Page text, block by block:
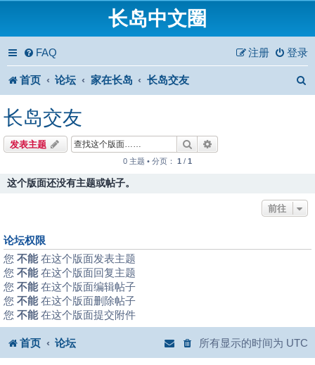
长岛中文圈
FAQ 登录
注册
首页 论坛 家在长岛 长岛交友
长岛交友
发表主题 搜索
0 主题 • 分页： 1 / 1
这个版面还没有主题或帖子。
前往
论坛权限
您 不能在这个版面发表主题
您 不能在这个版面回复主题
您 不能在这个版面编辑帖子
您 不能在这个版面删除帖子
您 不能在这个版面提交附件
首页 论坛 所有显示的时间为 UTC